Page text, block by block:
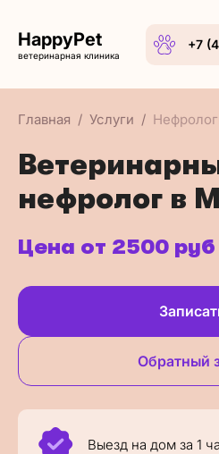
HappyPet
ветеринарная клиника
+7
Главная Услуги
нефролог в
Цена от 2500 руб
Обратный
Выезд на дом за 1